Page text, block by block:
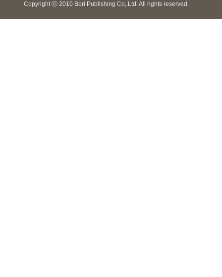
Copyright ⓒ 2010 Bori Publishing Co,.Ltd. All rights reserved.